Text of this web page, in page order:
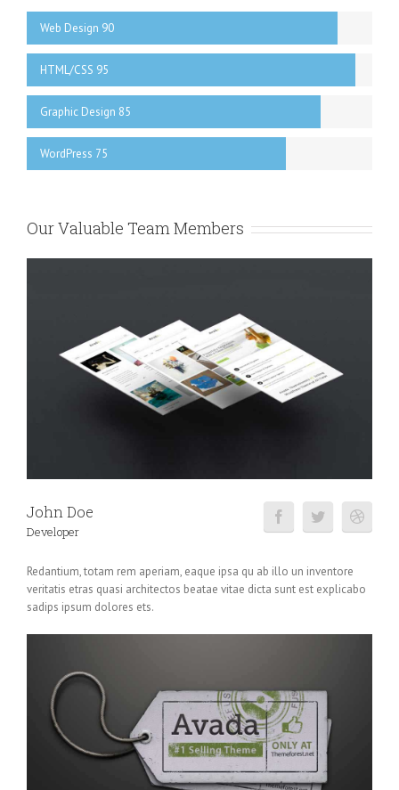
Web Design 90
HTML/CSS 95
Graphic Design 85
WordPress 75
Our Valuable Team Members
John Doe
Developer
Redantium, totam rem aperiam, eaque ipsa qu ab illo un inventore
veritatis etras quasi architectos beatae vitae dicta sunt est explicabo
sadips ipsum dolores ets.